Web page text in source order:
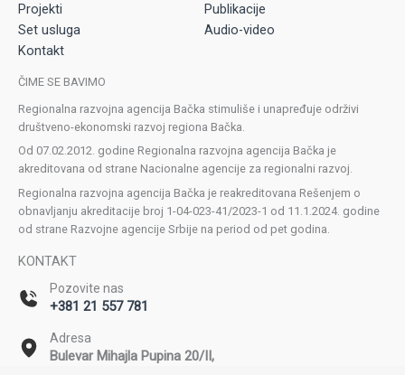
Projekti
Publikacije
Set usluga
Audio-video
Kontakt
ČIME SE BAVIMO
Regionalna razvojna agencija Bačka stimuliše i unapređuje održivi
društveno-ekonomski razvoj regiona Bačka.
Od 07.02.2012. godine Regionalna razvojna agencija Bačka je
akreditovana od strane Nacionalne agencije za regionalni razvoj.
Regionalna razvojna agencija Bačka je reakreditovana Rešenjem o
obnavljanju akreditacije broj 1-04-023-41/2023-1 od 11.1.2024. godine
od strane Razvojne agencije Srbije na period od pet godina.
KONTAKT
Pozovite nas
+381 21 557 781
Adresa
Bulevar Mihajla Pupina 20/II,